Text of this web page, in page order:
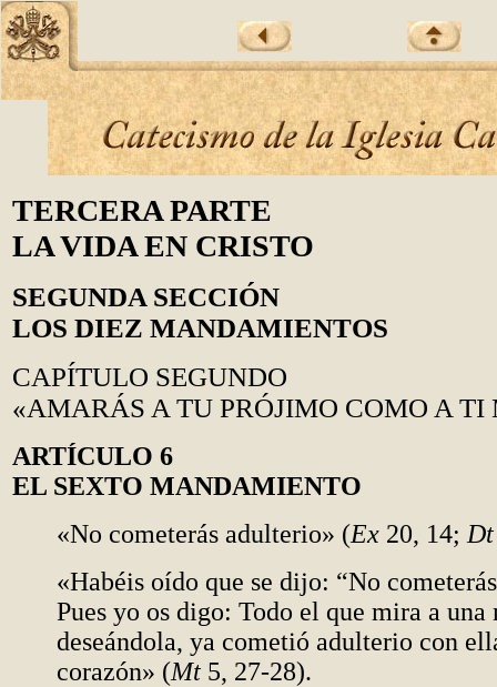
TERCERA PARTE
LA VIDA EN CRISTO
SEGUNDA SECCIÓN
LOS DIEZ MANDAMIENTOS
CAPÍTULO SEGUNDO
«AMARÁS A TU PRÓJIMO COMO A TI
ARTÍCULO 6
EL SEXTO MANDAMIENTO
«No cometerás adulterio» (Ex 20, 14; Dt
«Habéis oído que se dijo: “No
Pues yo os digo: Todo el que mira a una
deseándola, ya cometió adulterio con
corazón» (Mt 5, 27-28).